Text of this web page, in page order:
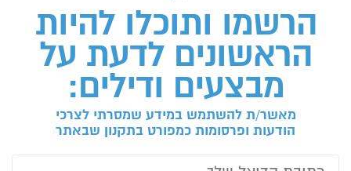
הרשמו ותוכלו להיות
הראשונים לדעת על
מבצעים ודילים:
מאשר/ת להשתמש במידע שמסרתי לצרכי
הודעות ופרסומות כמפורט בתקנון שבאתר